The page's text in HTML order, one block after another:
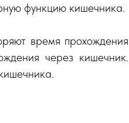
функцию кишечника.
время прохождения
через кишечник.